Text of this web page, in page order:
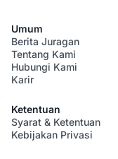
Umum
Berita Juragan
Tentang Kami
Hubungi Kami
Karir
Ketentuan
Syarat & Ketentuan
Kebijakan Privasi